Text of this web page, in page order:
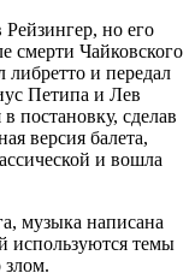
но его
смерти Чайковского
и передал
Петипа и Лев
постановку, сделав
версия балета,
и вошла
музыка написана
используются темы
злом.